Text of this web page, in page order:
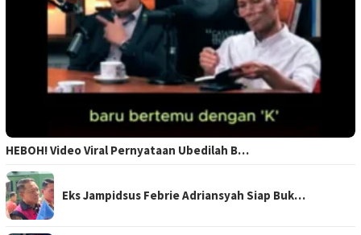
HEBOH! Video Viral Pernyataan Ubedilah B…
Eks Jampidsus Febrie Adriansyah Siap Buk…